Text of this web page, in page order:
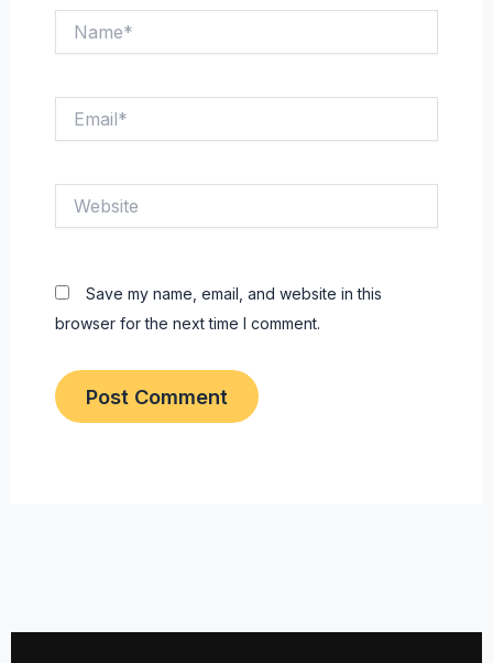
Save my name, email, and website in this
browser for the next time I comment.